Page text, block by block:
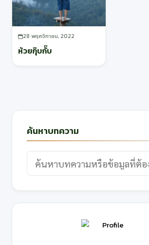
28 พฤศจิกายน, 2022
ห้วยกุ๊บกั๊บ
ค้นหาบทความ